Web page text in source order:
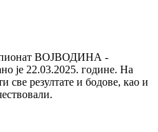
ВОЈВОДИНА -
22.03.2025. године. На
све резултате и бодове, као и